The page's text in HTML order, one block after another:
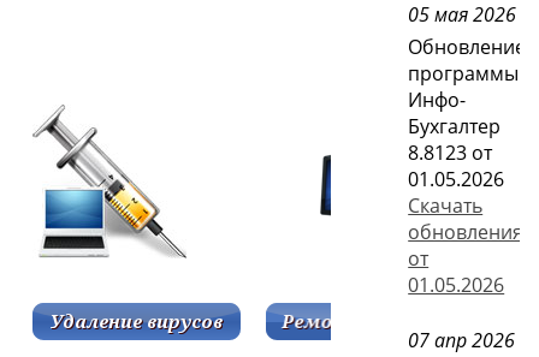
05 мая 2026
Обновление
программы
Инфо-
Бухгалтер
8.8123 от
01.05.2026
Скачать
обновления
от
01.05.2026
07 апр 2026